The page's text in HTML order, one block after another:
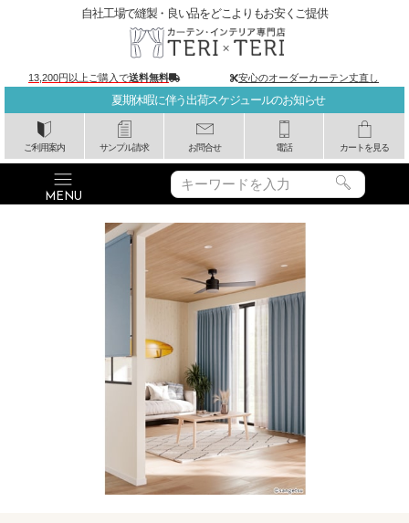
夏期休暇に伴う出荷スケジュールのお知らせ
ご利用案内 サンプル請求 お問合せ 電話 カートを見る
自社工場で縫製・良い品をどこよりもお安くご提供
13,200円以上ご購入で送料無料 安心のオーダーカーテン丈直し